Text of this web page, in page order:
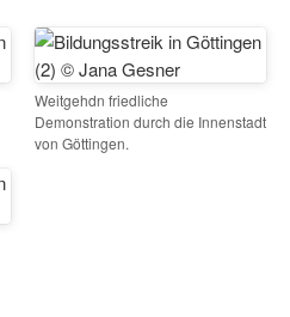
Weitgehdn friedliche
Demonstration durch die Innenstadt
von Göttingen.